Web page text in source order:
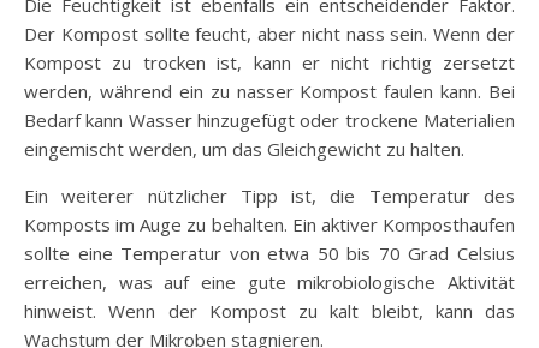
Die Feuchtigkeit ist ebenfalls ein entscheidender Faktor.
Der Kompost sollte feucht, aber nicht nass sein. Wenn der
Kompost zu trocken ist, kann er nicht richtig zersetzt
werden, während ein zu nasser Kompost faulen kann. Bei
Bedarf kann Wasser hinzugefügt oder trockene Materialien
eingemischt werden, um das Gleichgewicht zu halten.
Ein weiterer nützlicher Tipp ist, die Temperatur des
Komposts im Auge zu behalten. Ein aktiver Komposthaufen
sollte eine Temperatur von etwa 50 bis 70 Grad Celsius
erreichen, was auf eine gute mikrobiologische Aktivität
hinweist. Wenn der Kompost zu kalt bleibt, kann das
Wachstum der Mikroben stagnieren.